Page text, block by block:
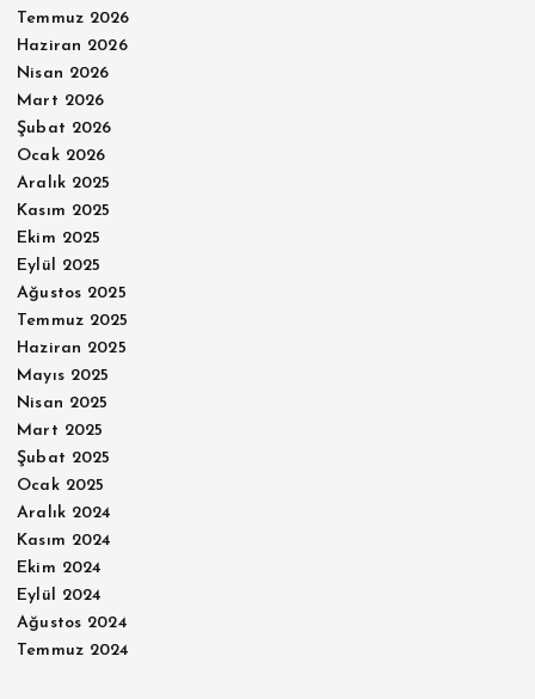
Temmuz 2026
Haziran 2026
Nisan 2026
Mart 2026
Şubat 2026
Ocak 2026
Aralık 2025
Kasım 2025
Ekim 2025
Eylül 2025
Ağustos 2025
Temmuz 2025
Haziran 2025
Mayıs 2025
Nisan 2025
Mart 2025
Şubat 2025
Ocak 2025
Aralık 2024
Kasım 2024
Ekim 2024
Eylül 2024
Ağustos 2024
Temmuz 2024